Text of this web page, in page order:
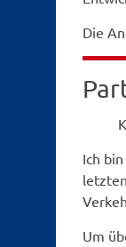
Die
Ich
Um